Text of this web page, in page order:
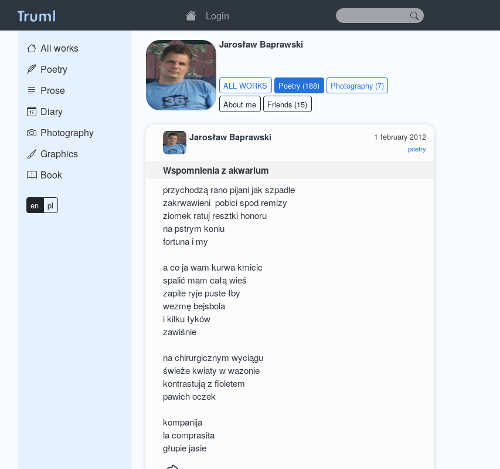
Login
All works
Poetry
Prose
Diary
Photography
Graphics
Book
en pl
Jarosław Baprawski
ALL WORKS Poetry (188)
Photography (7)
About me
Friends (15)
1 february 2012
poetry
Jarosław Baprawski
Wspomnienia z akwarium
przychodzą rano pijani jak szpadle
zakrwawieni pobici spod remizy
ziomek ratuj resztki honoru
na pstrym koniu
fortuna i my
a co ja wam kurwa kmicic
spalić mam całą wieś
zapite ryje puste łby
wezmę bejsbola
i kilku łyków
zawiśnie
na chirurgicznym wyciągu
świeże kwiaty w wazonie
kontrastują z fioletem
pawich oczek
kompanija
la comprasita
głupie jasie